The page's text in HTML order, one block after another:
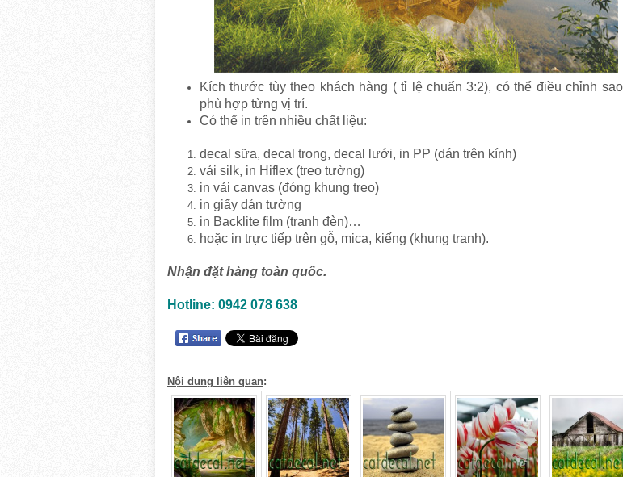
Kích thước tùy theo khách hàng ( tỉ lệ chuẩn 3:2), có thể điều chỉnh
phù hợp từng vị trí.
Có thể in trên nhiều chất liệu:
decal sữa, decal trong, decal lưới, in PP (dán trên kính)
vải silk, in Hiflex (treo tường)
in vải canvas (đóng khung treo)
in giấy dán tường
in Backlite film (tranh đèn)…
hoặc in trực tiếp trên gỗ, mica, kiếng (khung tranh).
Nhận đặt hàng toàn quốc.
Hotline: 0942 078 638
Nội dung liên quan: